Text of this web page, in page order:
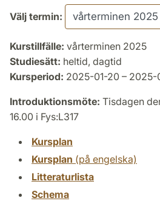
Välj termin:
Kurstillfälle: vårterminen 2025
Studiesätt: heltid, dagtid
Kursperiod: 2025-01-20 –
Introduktionsmöte: Tisdagen
16.00 i Fys:L317
Kursplan
Kursplan (på engelska)
Litteraturlista
Schema